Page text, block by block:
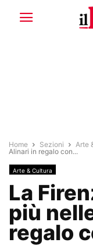
Home Sezioni Arte
Alinari in regalo con...
Arte & Cultura
La
più
regalo